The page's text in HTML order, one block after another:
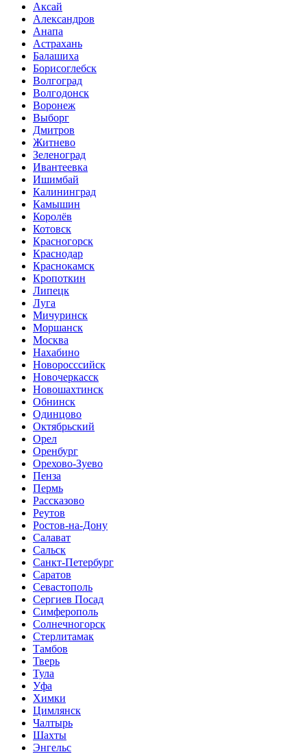
Аксай
Александров
Анапа
Астрахань
Балашиха
Борисоглебск
Волгоград
Волгодонск
Воронеж
Выборг
Дмитров
Житнево
Зеленоград
Ивантеевка
Ишимбай
Калининград
Камышин
Королёв
Котовск
Красногорск
Краснодар
Краснокамск
Кропоткин
Липецк
Луга
Мичуринск
Моршанск
Москва
Нахабино
Новоросссийск
Новочеркасск
Новошахтинск
Обнинск
Одинцово
Октябрьский
Орел
Оренбург
Орехово-Зуево
Пенза
Пермь
Рассказово
Реутов
Ростов-на-Дону
Салават
Сальск
Санкт-Петербург
Саратов
Севастополь
Сергиев Посад
Симферополь
Солнечногорск
Стерлитамак
Тамбов
Тверь
Тула
Уфа
Химки
Цимлянск
Чалтырь
Шахты
Энгельс